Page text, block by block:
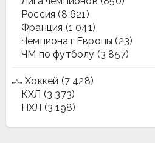
Россия (8 621)
Франция (1 041)
Чемпионат Европы (23)
ЧМ по футболу (3 857)
Хоккей (7 428)
КХЛ (3 373)
НХЛ (3 198)